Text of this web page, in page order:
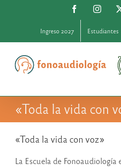
Facebook
Ingreso 2027 Estudiantes
«Toda la vida con
«Toda la vida con voz»
La Escuela de